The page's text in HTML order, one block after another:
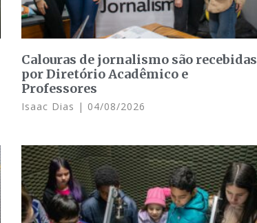
Calouras de jornalismo são recebidas
por Diretório Acadêmico e
Professores
Isaac Dias 04/08/2026